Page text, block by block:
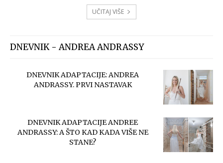
UČITAJ VIŠE
DNEVNIK - ANDREA ANDRASSY
DNEVNIK ADAPTACIJE: ANDREA
ANDRASSY. PRVI NASTAVAK
DNEVNIK ADAPTACIJE ANDREE
ANDRASSY: A ŠTO KAD KADA VIŠE NE
STANE?